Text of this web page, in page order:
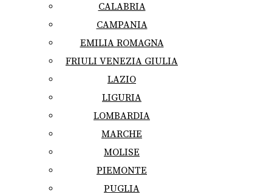
CALABRIA
CAMPANIA
EMILIA ROMAGNA
FRIULI VENEZIA GIULIA
LAZIO
LIGURIA
LOMBARDIA
MARCHE
MOLISE
PIEMONTE
PUGLIA